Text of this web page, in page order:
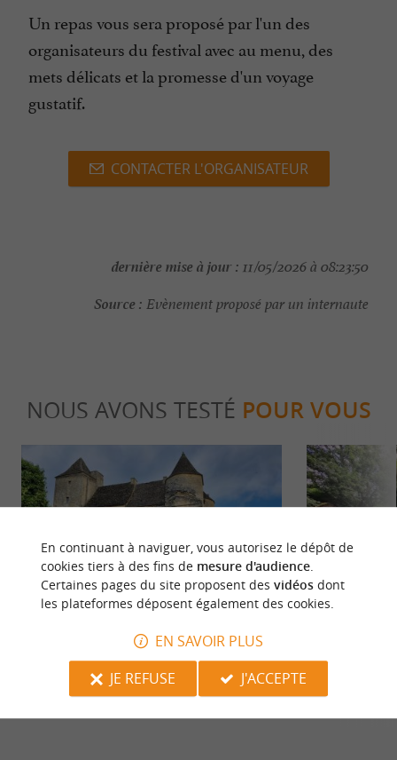
Un repas vous sera proposé par l'un des
organisateurs du festival avec au menu, des
mets délicats et la promesse d'un voyage
gustatif.
CONTACTER L'ORGANISATEUR
dernière mise à jour : 11/05/2026 à 08:23:50
Source : Evènement proposé par un internaute
NOUS AVONS TESTÉ POUR VOUS
Le Château de Salignac
2,3 km - Salignac Eyvigues
Culturelle
de Salignac
En continuant à naviguer, vous autorisez le dépôt de
cookies tiers à des fins de mesure d'audience.
Certaines pages du site proposent des vidéosdont
les plateformes déposent également des cookies.
EN SAVOIR PLUS
JE REFUSE
J'ACCEPTE